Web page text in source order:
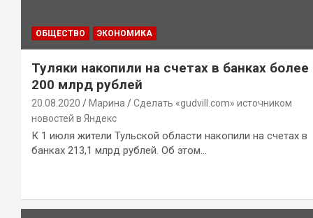
ОБЩЕСТВО ЭКОНОМИКА
Туляки накопили на счетах в банках более
200 млрд рублей
20.08.2020 Марина
Сделать «gudvill.com» источником
новостей в Яндекс
К 1 июля жители Тульской области накопили на счетах в
банках 213,1 млрд рублей. Об этом…